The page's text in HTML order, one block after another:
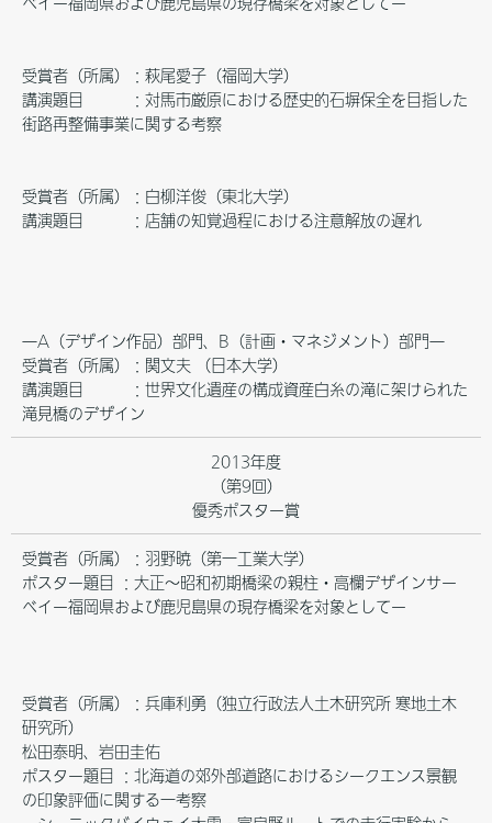
ベイー福岡県および鹿児島県の現存橋梁を対象としてー
受賞者（所属）：萩尾愛子（福岡大学）
講演題目 ：対馬市厳原における歴史的石塀保全を目指した
街路再整備事業に関する考察
受賞者（所属）：白柳洋俊（東北大学）
講演題目 ：店舗の知覚過程における注意解放の遅れ
―A（デザイン作品）部門、B（計画・マネジメント）部門―
受賞者（所属）：関文夫 （日本大学）
講演題目 ：世界文化遺産の構成資産白糸の滝に架けられた
滝見橋のデザイン
2013年度
（第9回）
優秀ポスター賞
受賞者（所属）：羽野暁（第一工業大学）
ポスター題目 ：大正～昭和初期橋梁の親柱・高欄デザインサー
ベイー福岡県および鹿児島県の現存橋梁を対象としてー
受賞者（所属）：兵庫利勇（独立行政法人土木研究所 寒地土木
研究所）
松田泰明、岩田圭佑
ポスター題目 ：北海道の郊外部道路におけるシークエンス景観
の印象評価に関する一考察